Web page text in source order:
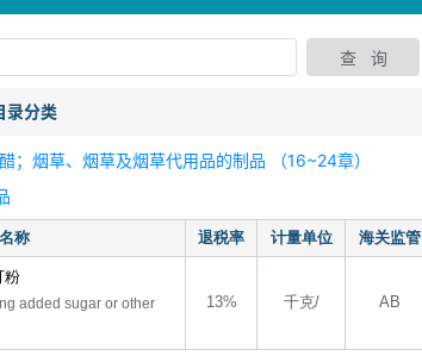
录分类
；烟草、烟草及烟草代用品的制品 （16~24章）
称 退税率 计量单位 海关监管
粉
added sugar or other
13% 千克/ AB